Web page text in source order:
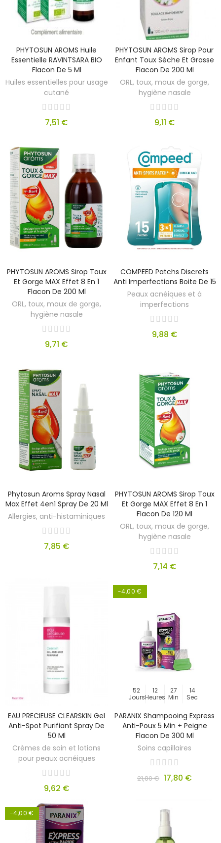
PHYTOSUN AROMS Huile
Essentielle RAVINTSARA BIO
Flacon De 5 Ml
Huiles essentielles pour usage
cutané
7,51 €
PHYTOSUN AROMS Sirop Pour
Enfant Toux Sèche Et Grasse
Flacon De 200 Ml
ORL, toux, maux de gorge,
hygiène nasale
9,11 €
PHYTOSUN AROMS Sirop Toux
Et Gorge MAX Effet 8 En 1
Flacon De 200 Ml
ORL, toux, maux de gorge,
hygiène nasale
9,71 €
COMPEED Patchs Discrets
Anti Imperfections Boite De 15
Peaux acnéiques et à
imperfections
9,88 €
Phytosun Aroms Spray Nasal
Max Effet 4en1 Spray De 20 Ml
Allergies, anti-histaminiques
7,85 €
PHYTOSUN AROMS Sirop Toux
Et Gorge MAX Effet 8 En 1
Flacon De 120 Ml
ORL, toux, maux de gorge,
hygiène nasale
7,14 €
EAU PRECIEUSE CLEARSKIN Gel
Anti-Spot Purifiant Spray De
50 Ml
Crèmes de soin et lotions
pour peaux acnéiques
9,62 €
-4,00 €
52
Jours
12
Heures
27
Min
14
Sec
PARANIX Shampooing Express
Anti-Poux 5 Min + Peigne
Flacon De 300 Ml
Soins capillaires
21,80 € 17,80 €
-4,00 €